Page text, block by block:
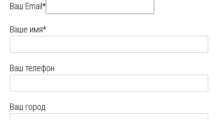
Ваш Email*
Ваше имя*
Ваш телефон
Ваш город